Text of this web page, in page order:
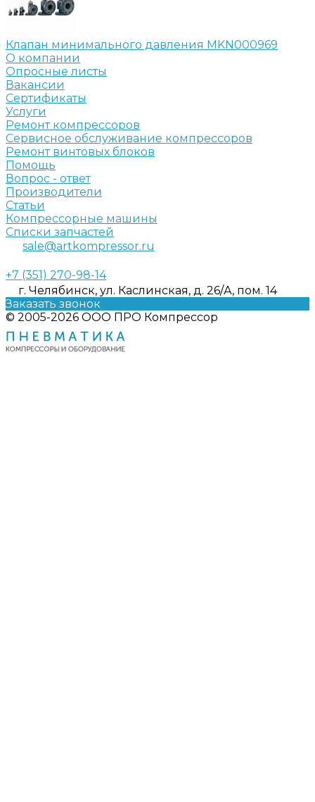
Клапан минимального давления MKN000969
О компании
Опросные листы
Вакансии
Сертификаты
Услуги
Ремонт компрессоров
Сервисное обслуживание компрессоров
Ремонт винтовых блоков
Помощь
Вопрос - ответ
Производители
Статьи
Компрессорные машины
Списки запчастей
sale@artkompressor.ru
+7 (351) 270-98-14
г. Челябинск, ул. Каслинская, д. 26/А, пом. 14
Заказать звонок
© 2005-2026 ООО ПРО Компрессор